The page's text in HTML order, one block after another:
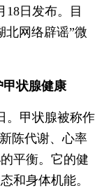
18日发布。目
北网络辟谣”微
甲状腺健康
。甲状腺被称作
陈代谢、心率
平衡。它的健
和身体机能。